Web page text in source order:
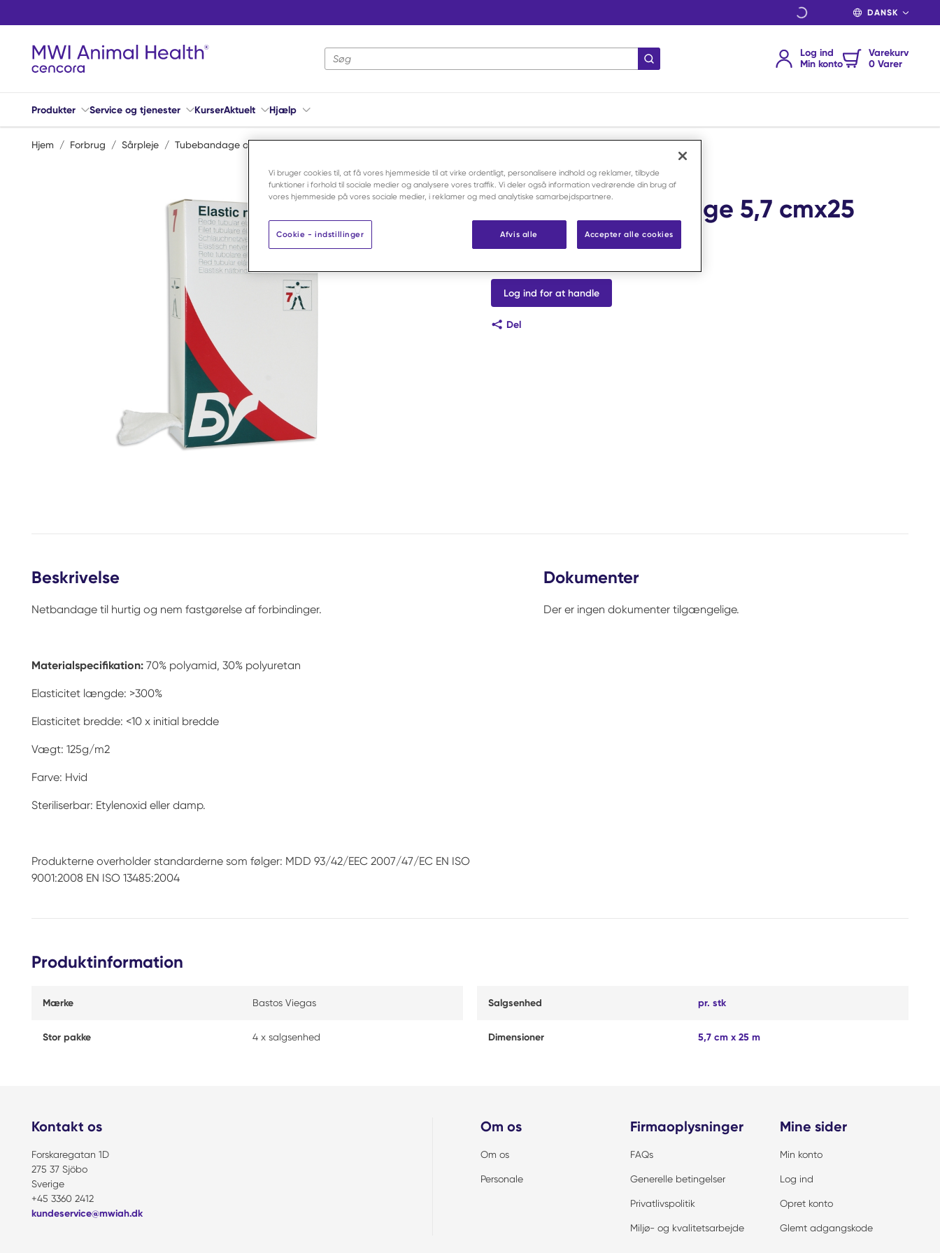
SPROG
Webstedssøgning
indsend søgning
Log ind
Min konto
Varekurv
0 Varer
Produkter Service og tjenester KurserAktuelt Hjælp
Hjem / Forbrug / Sårpleje / Tubebandage og fiksering
Bastos Viegas
Elastisk netbandage 5,7 cmx25
meter /rulle
Log ind for at handle
Del
Beskrivelse
Netbandage til hurtig og nem fastgørelse af forbindinger.
Materialspecifikation: 70% polyamid, 30% polyuretan
Elasticitet længde: >300%
Elasticitet bredde: <10 x initial bredde
Vægt: 125g/m2
Farve: Hvid
Steriliserbar: Etylenoxid eller damp.
Produkterne overholder standarderne som følger: MDD 93/42/EEC 2007/47/EC EN ISO
9001:2008 EN ISO 13485:2004
Dokumenter
Der er ingen dokumenter tilgængelige.
Produktinformation
Mærke Bastos Viegas Salgsenhed pr. stk
Stor pakke 4 x salgsenhed Dimensioner 5,7 cm x 25 m
Kontakt os
Forskaregatan 1D
275 37 Sjöbo
Sverige
+45 3360 2412
kundeservice@mwiah.dk
Om os
Om os
Personale
Firmaoplysninger
FAQs
Generelle betingelser
Privatlivspolitik
Miljø- og kvalitetsarbejde
Mine sider
Min konto
Log ind
Opret konto
Glemt adgangskode
Vi bruger cookies til, at få vores hjemmeside til at virke ordentligt, personalisere indhold og reklamer, tilbyde
funktioner i forhold til sociale medier og analysere vores traffik. Vi deler også information vedrørende din brug af
vores hjemmeside på vores sociale medier, i reklamer og med analytiske samarbejdspartnere.
Afvis alle Accepter alle cookies
Cookie - indstillinger